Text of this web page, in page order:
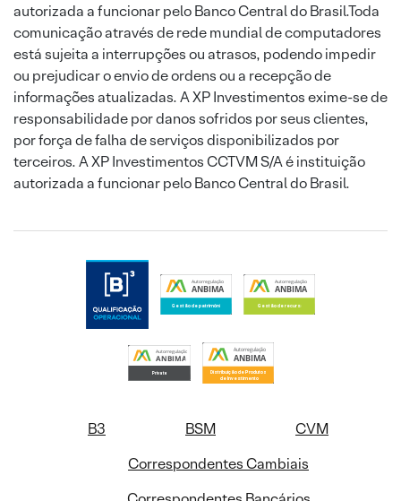
autorizada a funcionar pelo Banco Central do Brasil.Toda
comunicação através de rede mundial de computadores
está sujeita a interrupções ou atrasos, podendo impedir
ou prejudicar o envio de ordens ou a recepção de
informações atualizadas. A XP Investimentos exime-se de
responsabilidade por danos sofridos por seus clientes,
por força de falha de serviços disponibilizados por
terceiros. A XP Investimentos CCTVM S/A é instituição
autorizada a funcionar pelo Banco Central do Brasil.
B3 BSM
CVM
Correspondentes Cambiais